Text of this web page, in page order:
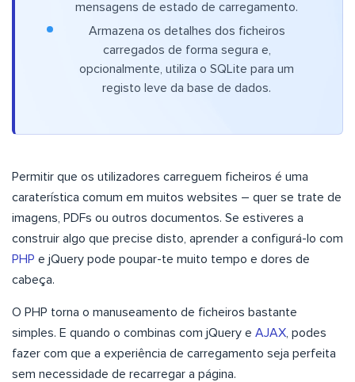
mensagens de estado de carregamento.
Armazena os detalhes dos ficheiros
carregados de forma segura e,
opcionalmente, utiliza o SQLite para um
registo leve da base de dados.
Permitir que os utilizadores carreguem ficheiros é uma
caraterística comum em muitos websites – quer se trate de
imagens, PDFs ou outros documentos. Se estiveres a
construir algo que precise disto, aprender a configurá-lo com
PHP e jQuery pode poupar-te muito tempo e dores de
cabeça.
O PHP torna o manuseamento de ficheiros bastante
simples. E quando o combinas com jQuery e AJAX, podes
fazer com que a experiência de carregamento seja perfeita
sem necessidade de recarregar a página.